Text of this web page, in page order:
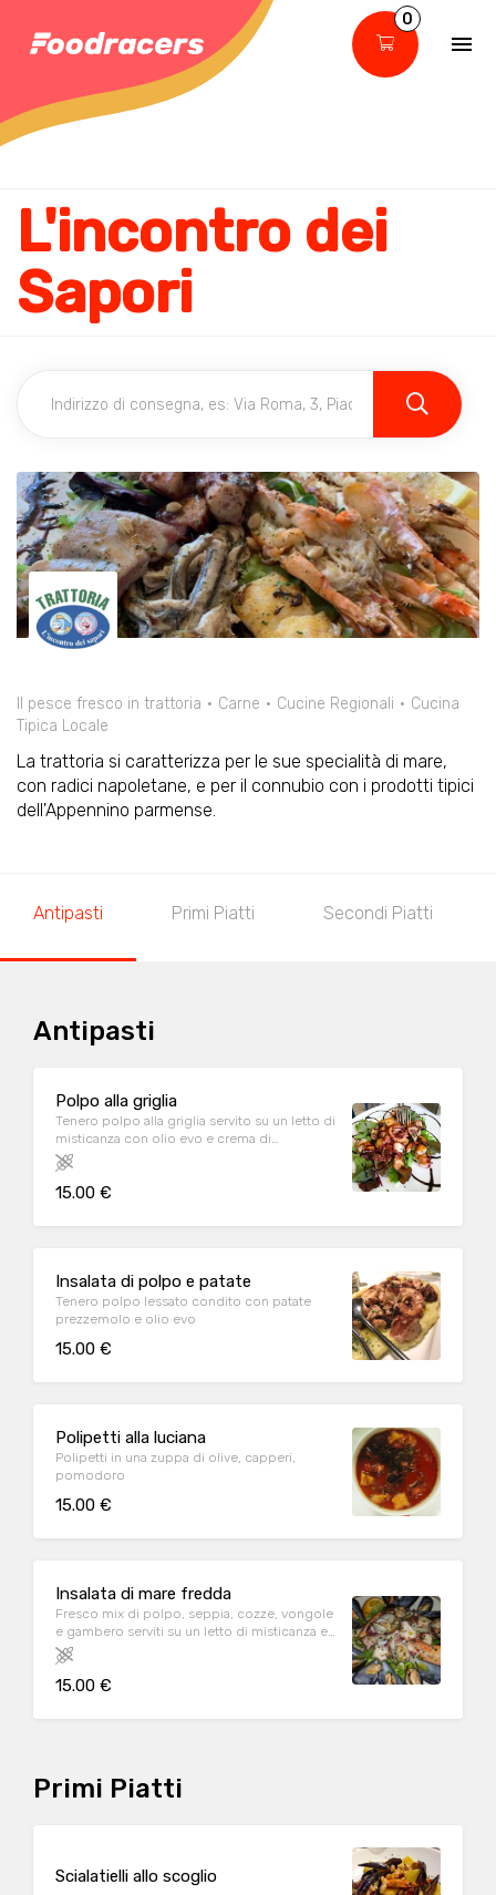
0
L'incontro dei
Sapori
Il pesce fresco in trattoria Carne Cucine Regionali
Cucina
Tipica Locale
La trattoria si caratterizza per le sue specialità di mare,
con radici napoletane, e per il connubio con i prodotti tipici
dell'Appennino parmense.
Antipasti Primi Piatti Secondi Piatti
Antipasti
Polpo alla griglia
Tenero polpo alla griglia servito su un letto di
misticanza con olio evo e crema di
Balsamico di Modena
15.00 €
Insalata di polpo e patate
Tenero polpo lessato condito con patate
prezzemolo e olio evo
15.00 €
Polipetti alla luciana
Polipetti in una zuppa di olive, capperi,
pomodoro
15.00 €
Insalata di mare fredda
Fresco mix di polpo, seppia, cozze, vongole
e gambero serviti su un letto di misticanza e
olio Evo
15.00 €
Primi Piatti
Scialatielli allo scoglio